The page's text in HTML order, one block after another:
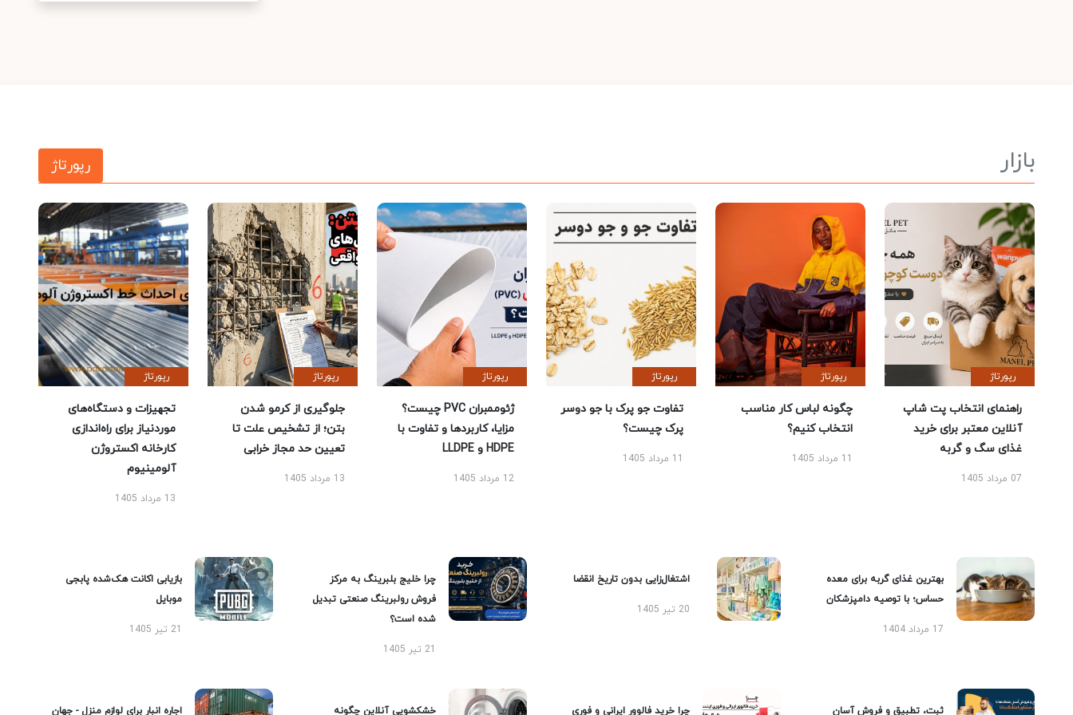
بازار رپورتاژ
رپورتاژ
راهنمای انتخاب پت شاپ
آنلاین معتبر برای خرید
غذای سگ و گربه
07 مرداد 1405
رپورتاژ
چگونه لباس کار مناسب
انتخاب کنیم؟
11 مرداد 1405
رپورتاژ
تفاوت جو پرک با جو دوسر
پرک چیست؟
11 مرداد 1405
رپورتاژ
ژئوممبران PVC چیست؟
مزایا، کاربردها و تفاوت با
HDPE و LLDPE
12 مرداد 1405
رپورتاژ
جلوگیری از کرمو شدن
بتن؛ از تشخیص علت تا
تعیین حد مجاز خرابی
13 مرداد 1405
رپورتاژ
تجهیزات و دستگاه‌های
موردنیاز برای راه‌اندازی
کارخانه اکستروژن
آلومینیوم
13 مرداد 1405
بهترین غذای گربه برای معده
حساس؛ با توصیه دامپزشکان
17 مرداد 1404
اشتغال‌زایی بدون تاریخ انقضا
20 تیر 1405
چرا خلیج بلبرینگ به مرکز
فروش رولبرینگ صنعتی تبدیل
شده است؟
21 تیر 1405
بازیابی اکانت هک‌شده پابجی
موبایل
21 تیر 1405
ثبت، تطبیق و فروش آسان چرا خرید فالوور ایرانی و فوری خشکشویی آنلاین چگونه اجاره انبار برای لوازم منزل - جهان